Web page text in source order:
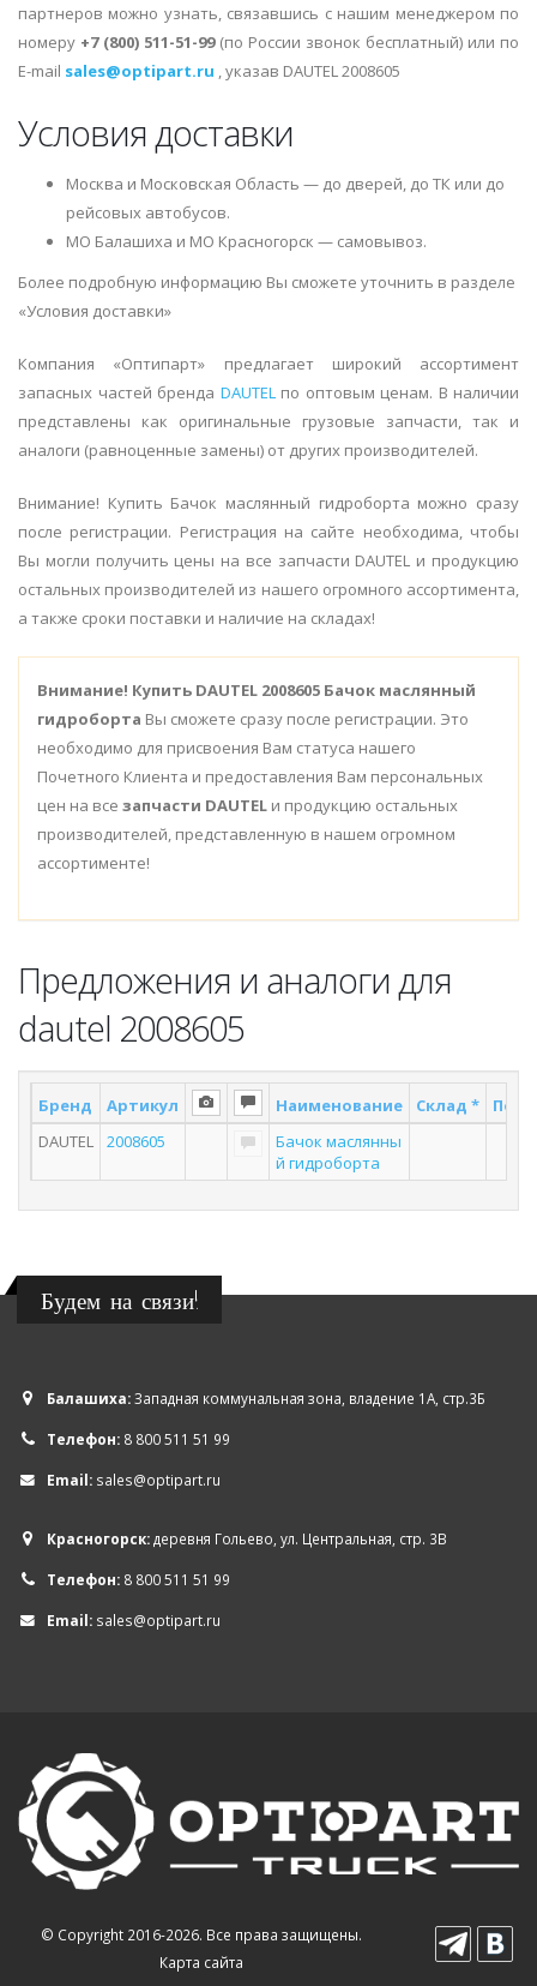
партнеров можно узнать, связавшись с нашим менеджером по
номеру +7 (800) 511-51-99(по России звонок бесплатный) или по
E-mail sales@optipart.ru , указав DAUTEL 2008605
Условия доставки
Москва и Московская Область — до дверей, до ТК или до
рейсовых автобусов.
МО Балашиха и МО Красногорск — самовывоз.
Более подробную информацию Вы сможете уточнить в разделе
«Условия доставки»
Компания «Оптипарт» предлагает широкий ассортимент
запасных частей бренда DAUTELпо оптовым ценам. В наличии
представлены как оригинальные грузовые запчасти, так и
аналоги (равноценные замены) от других производителей.
Внимание! Купить Бачок маслянный гидроборта можно сразу
после регистрации. Регистрация на сайте необходима, чтобы
Вы могли получить цены на все запчасти DAUTEL и продукцию
остальных производителей из нашего огромного ассортимента,
а также сроки поставки и наличие на складах!
Внимание! Купить DAUTEL 2008605 Бачок маслянный
гидроборта Вы сможете сразу после регистрации. Это
необходимо для присвоения Вам статуса нашего
Почетного Клиента и предоставления Вам персональных
цен на все запчасти DAUTEL и продукцию остальных
производителей, представленную в нашем огромном
ассортименте!
Предложения и аналоги для
dautel 2008605
Бренд Артикул Наименование Склад *
DAUTEL
2008605
Бачок маслянны
й гидроборта
Будем на связи!
Балашиха:Западная коммунальная зона, владение 1А, стр.3Б
Телефон: 8 800 511 51 99
Email: sales@optipart.ru
Красногорск:деревня Гольево, ул. Центральная, стр. 3В
Телефон: 8 800 511 51 99
Email: sales@optipart.ru
© Copyright 2016-2026. Все права защищены.
Карта сайта